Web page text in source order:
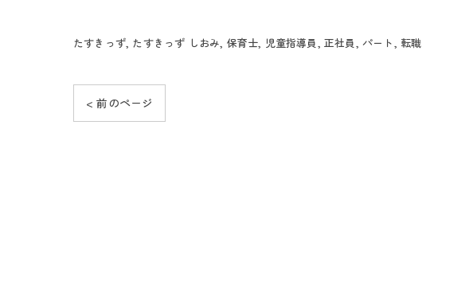
たすきっず たすきっず しおみ 保育士 児童指導員 正社員 パート 転職
< 前のページ